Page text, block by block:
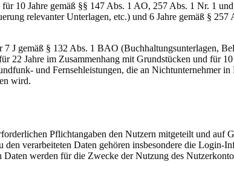
10 Jahre gemäß §§ 147 Abs. 1 AO, 257 Abs. 1 Nr. 1
relevanter Unterlagen, etc.) und 6 Jahre gemäß § 257
J gemäß § 132 Abs. 1 BAO (Buchhaltungsunterlagen,
22 Jahre im Zusammenhang mit Grundstücken und für
und Fernsehleistungen, die an Nichtunternehmer
wird.
Pflichtangaben den Nutzern mitgeteilt und auf
verarbeiteten Daten gehören insbesondere die Login-
werden für die Zwecke der Nutzung des